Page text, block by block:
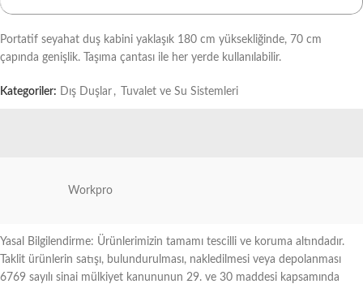
Portatif seyahat duş kabini yaklaşık 180 cm yüksekliğinde, 70 cm
çapında genişlik. Taşıma çantası ile her yerde kullanılabilir.
Kategoriler: Dış Duşlar , Tuvalet ve Su Sistemleri
Workpro
Yasal Bilgilendirme: Ürünlerimizin tamamı tescilli ve koruma altındadır.
Taklit ürünlerin satışı, bulundurulması, nakledilmesi veya depolanması
6769 sayılı sinai mülkiyet kanununun 29. ve 30 maddesi kapsamında